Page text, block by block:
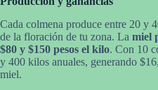
Cada colmena produce entre 20 y
de la floración de tu zona. La miel
$80 y $150 pesos el kilo. Con 10
y 400 kilos anuales, generando
miel.